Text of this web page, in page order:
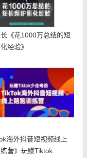
《花1000万总结的短
经验》
海外抖音短视频线上
营》玩赚Tiktok